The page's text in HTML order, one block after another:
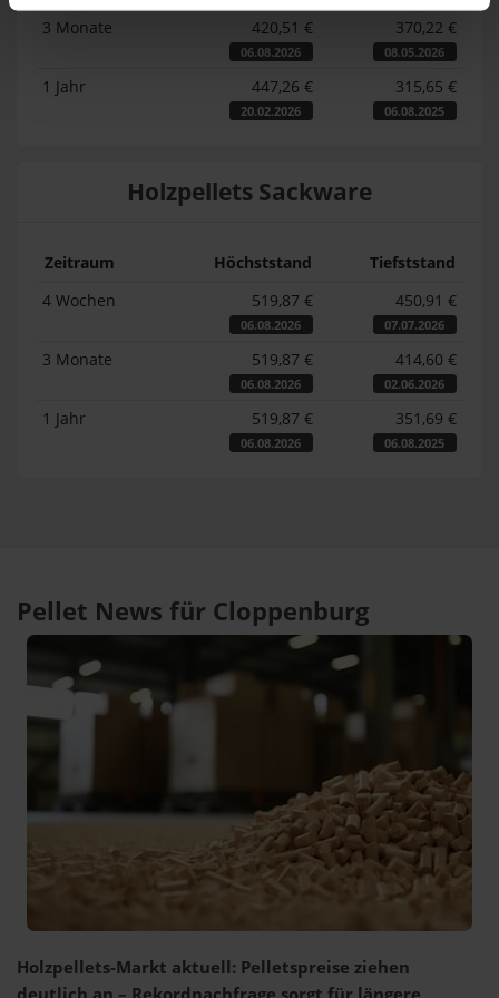
3 Monate 420,51 €
06.08.2026
370,22 €
08.05.2026
1 Jahr 447,26 €
20.02.2026
315,65 €
06.08.2025
Holzpellets Sackware
Zeitraum Höchststand
Tiefststand
4 Wochen
519,87 €
06.08.2026
450,91 €
07.07.2026
3 Monate 519,87 €
06.08.2026
414,60 €
02.06.2026
1 Jahr 519,87 €
06.08.2026
351,69 €
06.08.2025
Pellet News für Cloppenburg
Holzpellets-Markt aktuell: Pelletspreise ziehen